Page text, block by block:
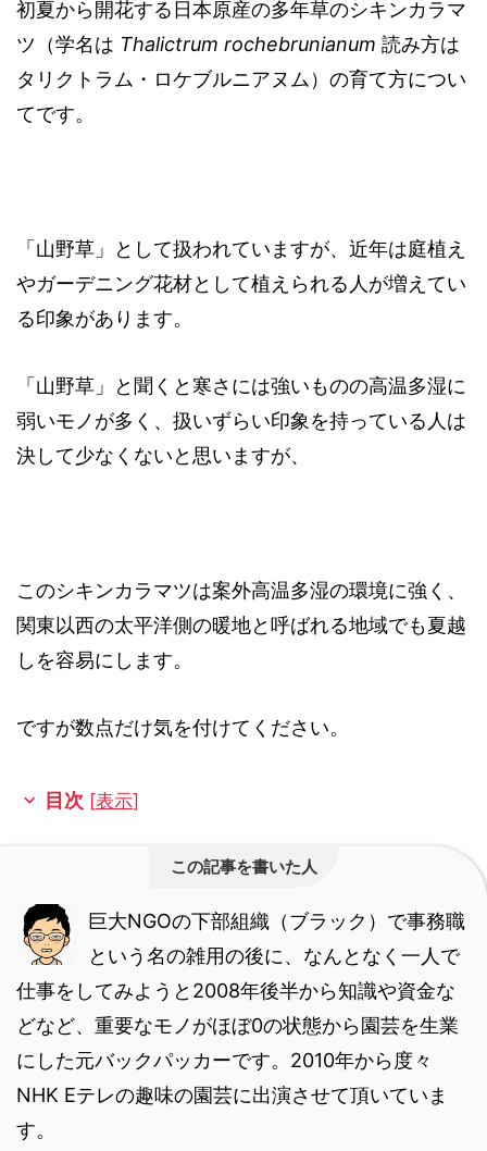
初夏から開花する日本原産の多年草のシキンカラマ
ツ（学名は Thalictrum rochebrunianum 読み方は
タリクトラム・ロケブルニアヌム）の育て方につい
てです。
「山野草」として扱われていますが、近年は庭植え
やガーデニング花材として植えられる人が増えてい
る印象があります。
「山野草」と聞くと寒さには強いものの高温多湿に
弱いモノが多く、扱いずらい印象を持っている人は
決して少なくないと思いますが、
このシキンカラマツは案外高温多湿の環境に強く、
関東以西の太平洋側の暖地と呼ばれる地域でも夏越
しを容易にします。
ですが数点だけ気を付けてください。
目次 [表示]
この記事を書いた人
巨大NGOの下部組織（ブラック）で事務職
という名の雑用の後に、なんとなく一人で
仕事をしてみようと2008年後半から知識や資金な
どなど、重要なモノがほぼ0の状態から園芸を生業
にした元バックパッカーです。 2010年から度々
NHK Eテレの趣味の園芸に出演させて頂いていま
す。